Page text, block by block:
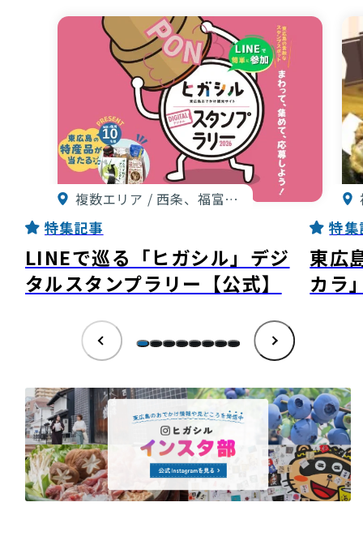
複数エリア / 西条、福富…
特集記事
LINEで巡る「ヒガシル」デジ
タルスタンプラリー【公式】
特集
東広
カラ